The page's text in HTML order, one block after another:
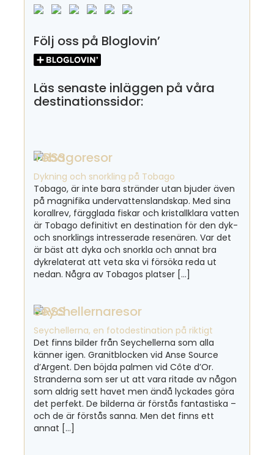
Följ oss på Bloglovin’
Läs senaste inläggen på våra
destinationssidor:
Tobagoresor
Dykning och snorkling på Tobago
Tobago, är inte bara stränder utan bjuder även
på magnifika undervattenslandskap. Med sina
korallrev, färgglada fiskar och kristallklara vatten
är Tobago definitivt en destination för den dyk-
och snorklings intresserade resenären. Var det
är bäst att dyka och snorkla och annat bra
dykrelaterat att veta ska vi försöka reda ut
nedan. Några av Tobagos platser […]
Seychellernaresor
Seychellerna, en fotodestination på riktigt
Det finns bilder från Seychellerna som alla
känner igen. Granitblocken vid Anse Source
d’Argent. Den böjda palmen vid Côte d’Or.
Stranderna som ser ut att vara ritade av någon
som aldrig sett havet men ändå lyckades göra
det perfekt. De bilderna är förstås fantastiska –
och de är förstås sanna. Men det finns ett
annat […]